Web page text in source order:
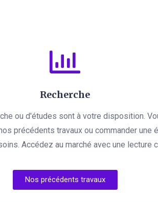
Recherche
ou d'études sont à votre disposition.
précédents travaux ou commander une
Accédez au marché avec une lecture
Nos précédents travaux